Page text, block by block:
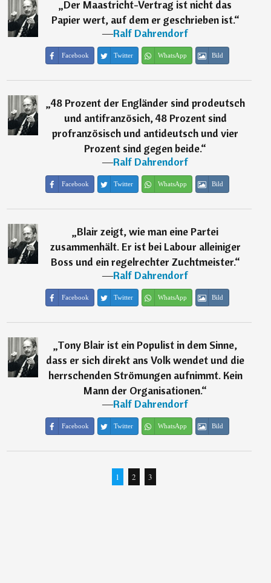
„Der Maastricht-Vertrag ist nicht das
Papier wert, auf dem er geschrieben ist.“
―Ralf Dahrendorf
Facebook Twitter WhatsApp Bild
„48 Prozent der Engländer sind prodeutsch
und antifranzösich, 48 Prozent sind
profranzösisch und antideutsch und vier
Prozent sind gegen beide.“
―Ralf Dahrendorf
Facebook Twitter WhatsApp Bild
„Blair zeigt, wie man eine Partei
zusammenhält. Er ist bei Labour alleiniger
Boss und ein regelrechter Zuchtmeister.“
―Ralf Dahrendorf
Facebook Twitter WhatsApp Bild
„Tony Blair ist ein Populist in dem Sinne,
dass er sich direkt ans Volk wendet und die
herrschenden Strömungen aufnimmt. Kein
Mann der Organisationen.“
―Ralf Dahrendorf
Facebook Twitter WhatsApp Bild
1 2 3